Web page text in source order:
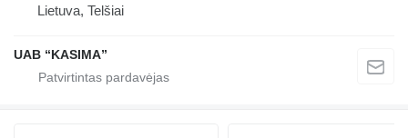
Lietuva, Telšiai
UAB “KASIMA”